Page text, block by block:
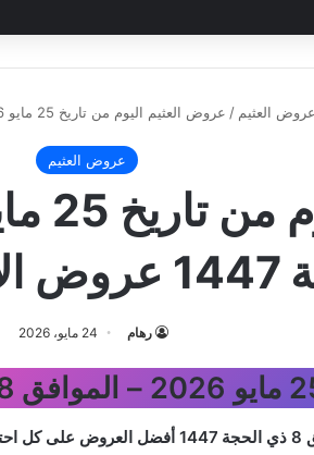
عروض العثيم / عروض العثيم اليوم من تاريخ 25 مايو 2026 – الموافق 8 ذي الحجة 1447 عروض الاثنين الطازج
عروض العثيم
رهام 24 مايو، 2026
أفضل العروض على كل